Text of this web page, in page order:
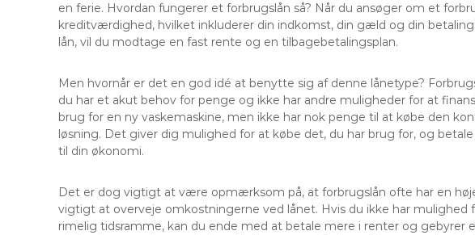
en ferie. Hvordan fungerer et forbrugslån så? Når du ansøger om et
kreditværdighed, hvilket inkluderer din indkomst, din gæld og din
lån, vil du modtage en fast rente og en tilbagebetalingsplan.
Men hvornår er det en god idé at benytte sig af denne lånetype?
du har et akut behov for penge og ikke har andre muligheder for at
brug for en ny vaskemaskine, men ikke har nok penge til at købe den
løsning. Det giver dig mulighed for at købe det, du har brug for, og
til din økonomi.
Det er dog vigtigt at være opmærksom på, at forbrugslån ofte har en
vigtigt at overveje omkostningerne ved lånet. Hvis du ikke har mulighed
rimelig tidsramme, kan du ende med at betale mere i renter og gebyrer